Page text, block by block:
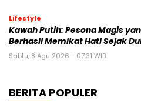
Lifestyle
Kawah Putih: Pesona Magis
Berhasil Memikat Hati Sejak
Sabtu, 8 Agu 2026 - 07:31 WIB
BERITA POPULER